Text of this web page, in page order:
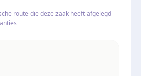
route die deze zaak heeft afgelegd